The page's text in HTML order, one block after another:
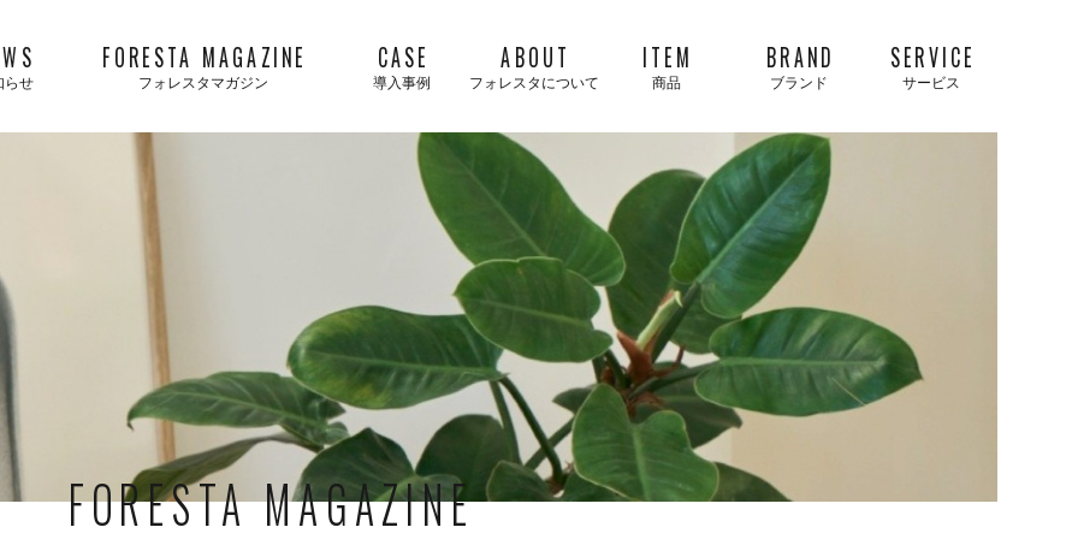
らせ
FORESTA MAGAZINE
フォレスタマガジン
CASE
導入事例
ABOUT
フォレスタについて
ITEM
商品
BRAND
ブランド
SERVICE
サービス
FORESTA MAGAZINE